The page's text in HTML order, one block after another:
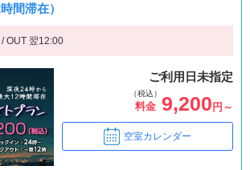
間滞在）
/ OUT 翌12:00
ご利用日未指定
（税込）
料金 9,200 円～
空室カレンダー